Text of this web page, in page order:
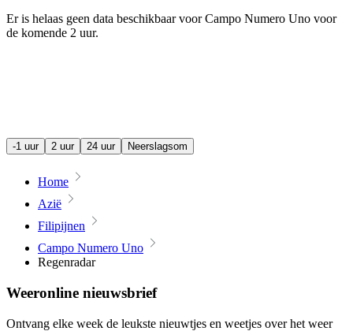
Er is helaas geen data beschikbaar voor Campo Numero Uno voor
de komende 2 uur.
-1 uur 2 uur 24 uur Neerslagsom
Home
Azië
Filipijnen
Campo Numero Uno
Regenradar
Weeronline nieuwsbrief
Ontvang elke week de leukste nieuwtjes en weetjes over het weer